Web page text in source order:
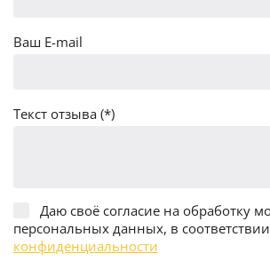
Ваш E-mail
Текст отзыва (*)
Даю своё согласие на обработку
персональных данных, в
конфиденциальности